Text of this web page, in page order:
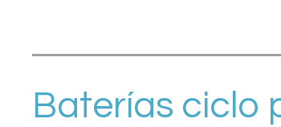
Baterías ciclo